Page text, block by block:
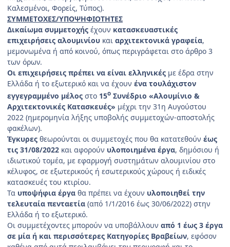
Καλεσμένοι, Φορείς, Τύπος).
ΣΥΜΜΕΤΟΧΕΣ/ΥΠΟΨΗΦΙΟΤΗΤΕΣ
Δικαίωμα συμμετοχής έχουν κατασκευαστικές
επιχειρήσεις αλουμινίου και αρχιτεκτονικά γραφεία,
μεμονωμένα ή από κοινού, όπως περιγράφεται στο άρθρο 3
των όρων.
Οι επιχειρήσεις πρέπει να είναι ελληνικές με έδρα στην
Ελλάδα ή το εξωτερικό και να έχουν ένα τουλάχιστον
εγγεγραμμένο μέλος στο 15ο Συνέδριο «Αλουμίνιο &
Αρχιτεκτονικές Κατασκευές» μέχρι την 31η Αυγούστου
2022 (ημερομηνία λήξης υποβολής συμμετοχών-αποστολής
φακέλων).
Έγκυρες θεωρούνται οι συμμετοχές που θα κατατεθούν έως
τις 31/08/2022 και αφορούν υλοποιημένα έργα, δημόσιου ή
ιδιωτικού τομέα, με εφαρμογή συστημάτων αλουμινίου στο
κέλυφος, σε εξωτερικούς ή εσωτερικούς χώρους ή ειδικές
κατασκευές του κτιρίου.
Τα υποψήφια έργα θα πρέπει να έχουν υλοποιηθεί την
τελευταία πενταετία (από 1/1/2016 έως 30/06/2022) στην
Ελλάδα ή το εξωτερικό.
Οι συμμετέχοντες μπορούν να υποβάλλουν από 1 έως 3 έργα
σε μία ή και περισσότερες Κατηγορίες Βραβείων, εφόσον